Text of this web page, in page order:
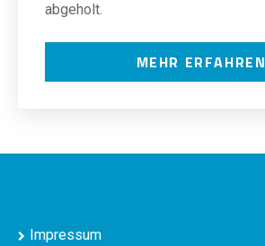
abgeholt.
MEHR ERFAHREN
Impressum